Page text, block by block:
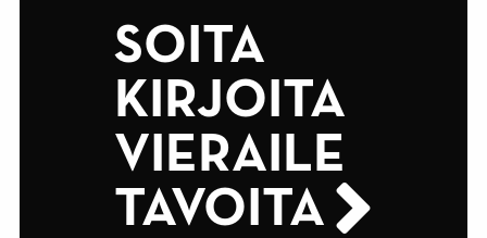
SOITA
KIRJOITA
VIERAILE
TAVOITA